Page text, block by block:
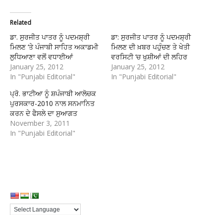
Related
ਡਾ. ਸੁਰਜੀਤ ਪਾਤਰ ਨੂੰ ਪਦਮਸ਼੍ਰੀ
ਮਿਲਣ ‘ਤੇ ਪੰਜਾਬੀ ਸਾਹਿਤ ਅਕਾਡਮੀ
ਲੁਧਿਆਣਾ ਵਲੋਂ ਵਧਾਈਆਂ
January 25, 2012
In "Punjabi Editorial"
ਡਾ: ਸੁਰਜੀਤ ਪਾਤਰ ਨੂੰ ਪਦਮਸ਼੍ਰੀ
ਮਿਲਣ ਦੀ ਖ਼ਬਰ ਪਹੁੰਚਣ ਤੇ ਖੇਤੀ
ਵਰਸਿਟੀ ‘ਚ ਖੁਸ਼ੀਆਂ ਦੀ ਲਹਿਰ
January 25, 2012
In "Punjabi Editorial"
ਪ੍ਰੋ. ਭਾਟੀਆ ਨੂੰ ਸ਼ਪੰਜਾਬੀ ਆਲੋਚਕ
ਪੁਰਸਕਾਰ-2010 ਨਾਲ ਸਨਮਾਨਿਤ
ਕਰਨ ਦੇ ਫੈਸਲੇ ਦਾ ਸੁਆਗਤ
November 3, 2011
In "Punjabi Editorial"